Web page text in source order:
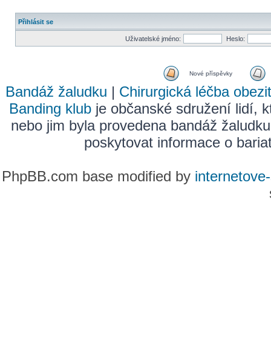
Přihlásit se
Uživatelské jméno: Heslo:
Nové příspěvky
Bandáž žaludku | Chirurgická léčba
Banding klub je občanské sdružení lidí,
nebo jim byla provedena bandáž
poskytovat informace o
PhpBB.com base modified by